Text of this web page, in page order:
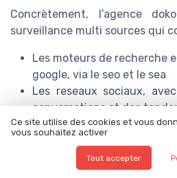
Concrètement, l’agence
surveillance multi sources qui
Les moteurs de recherche
google, via le seo et le sea
Les reseaux sociaux,
conversations et des
Les avis clients et les
Les campagnes de
social ads) et leurs
Ce site utilise des cookies et vous
vous souhaitez activer
Tout accepter